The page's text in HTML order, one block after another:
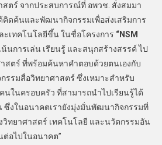
สตร์ จากประสบการณ์ที่ อพวช. สั่งสมมา
คิดค้นและพัฒนากิจกรรมเพื่อส่งเสริมการ
ะเทคโนโลยีขึ้น ในชื่อโครงการ “NSM
น้นการเล่น เรียนรู้ และสนุกสร้างสรรค์ ไป
สตร์ ที่พร้อมค้นหาคำตอบด้วยตนเองกับ
รรมสื่อวิทยาศาสตร์ ซึ่งเหมาะสำหรับ
นในครอบครัว ที่สามารถนำไปเรียนรู้ได้
ซึ่งในอนาคตเรายังมุ่งมั่นพัฒนากิจกรรมที่
วิทยาศาสตร์ เทคโนโลยี และนวัตกรรมอัน
ต่อไปในอนาคต”